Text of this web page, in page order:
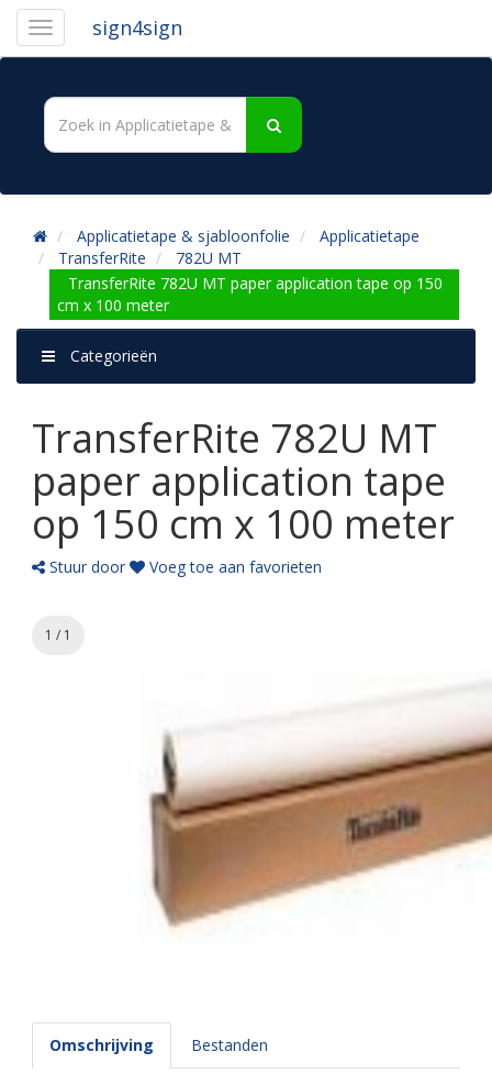
sign4sign
Applicatietape & sjabloonfolie
Applicatietape
TransferRite
782U MT
TransferRite 782U MT paper application tape op 150
cm x 100 meter
Categorieën
TransferRite 782U MT
paper application tape
op 150 cm x 100 meter
Stuur door Voeg toe aan favorieten
1 / 1
Omschrijving Bestanden